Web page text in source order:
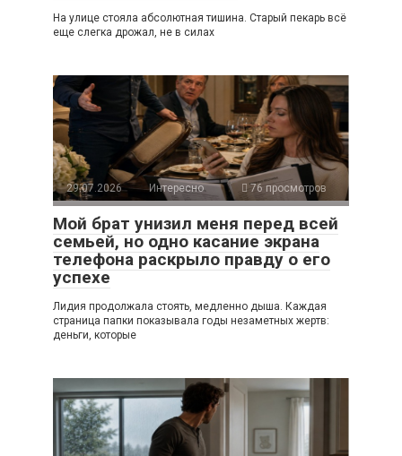
На улице стояла абсолютная тишина. Старый пекарь всё
еще слегка дрожал, не в силах
29.07.2026 Интересно 76 просмотров
Мой брат унизил меня перед всей
семьей, но одно касание экрана
телефона раскрыло правду о его
успехе
Лидия продолжала стоять, медленно дыша. Каждая
страница папки показывала годы незаметных жертв:
деньги, которые